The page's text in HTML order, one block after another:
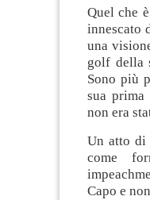
Quel che
innescato
una
golf della
Sono più
sua prima
non era
Un atto di
come
Capo e